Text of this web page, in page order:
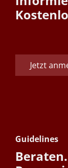
Jetzt
Guidelines